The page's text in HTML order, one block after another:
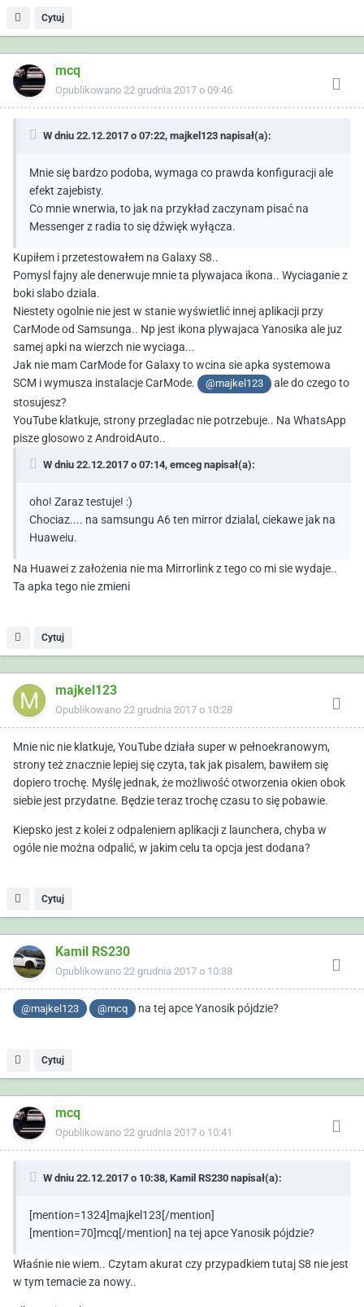
Cytuj
mcq
Opublikowano 22 grudnia 2017 o 09:46
W dniu 22.12.2017 o 07:22, majkel123 napisał(a):
Mnie się bardzo podoba, wymaga co prawda konfiguracji ale
efekt zajebisty.
Co mnie wnerwia, to jak na przykład zaczynam pisać na
Messenger z radia to się dźwięk wyłącza.
Kupiłem i przetestowałem na Galaxy S8..
Pomysl fajny ale denerwuje mnie ta plywajaca ikona.. Wyciaganie z
boki slabo dziala.
Niestety ogolnie nie jest w stanie wyświetlić innej aplikacji przy
CarMode od Samsunga.. Np jest ikona plywajaca Yanosika ale juz
samej apki na wierzch nie wyciaga...
Jak nie mam CarMode for Galaxy to wcina sie apka systemowa
SCM i wymusza instalacje CarMode.
@majkel123
ale do czego to
stosujesz?
YouTube klatkuje, strony przegladac nie potrzebuje.. Na WhatsApp
pisze glosowo z AndroidAuto..
W dniu 22.12.2017 o 07:14, emceg napisał(a):
oho! Zaraz testuje! :)
Chociaz.... na samsungu A6 ten mirror dzialal, ciekawe jak na
Huaweiu.
Na Huawei z założenia nie ma Mirrorlink z tego co mi sie wydaje..
Ta apka tego nie zmieni
Cytuj
majkel123
Opublikowano 22 grudnia 2017 o 10:28
Mnie nic nie klatkuje, YouTube działa super w pełnoekranowym,
strony też znacznie lepiej się czyta, tak jak pisalem, bawiłem się
dopiero trochę. Myślę jednak, że możliwość otworzenia okien obok
siebie jest przydatne. Będzie teraz trochę czasu to się pobawie.
Kiepsko jest z kolei z odpaleniem aplikacji z launchera, chyba w
ogóle nie można odpalić, w jakim celu ta opcja jest dodana?
Cytuj
Kamil RS230
Opublikowano 22 grudnia 2017 o 10:38
@majkel123 @mcq na tej apce Yanosik pójdzie?
Cytuj
mcq
Opublikowano 22 grudnia 2017 o 10:41
W dniu 22.12.2017 o 10:38, Kamil RS230 napisał(a):
[mention=1324]majkel123[/mention]
[mention=70]mcq[/mention] na tej apce Yanosik pójdzie?
Właśnie nie wiem.. Czytam akurat czy przypadkiem tutaj S8 nie jest
w tym temacie za nowy..